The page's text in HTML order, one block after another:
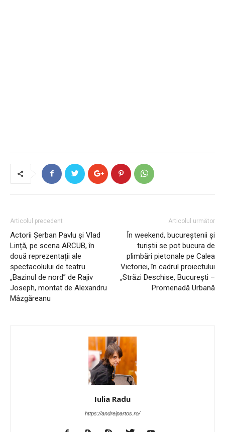
Articolul precedent
Actorii Șerban Pavlu și Vlad
Lință, pe scena ARCUB, în
două reprezentații ale
spectacolului de teatru
„Bazinul de nord” de Rajiv
Joseph, montat de Alexandru
Mâzgăreanu
Articolul următor
În weekend, bucureștenii și
turiștii se pot bucura de
plimbări pietonale pe Calea
Victoriei, în cadrul proiectului
„Străzi Deschise, București –
Promenadă Urbană
Iulia Radu
https://andreipartos.ro/